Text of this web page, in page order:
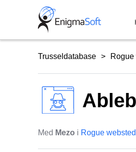
Trusseldatabase
Med Mezo i Rogue